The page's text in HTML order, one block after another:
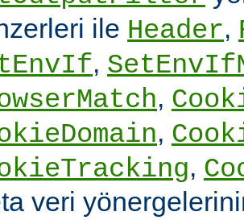
ile Header,
,
,
,
,
veri